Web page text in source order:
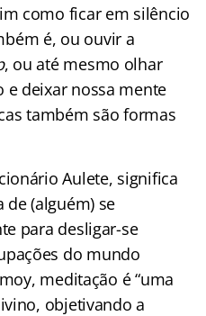
como ficar em silêncio
é, ou ouvir a
, ou até mesmo olhar
deixar nossa mente
também são formas
Aulete, significa
de (alguém) se
para desligar-se
do mundo
meditação é “uma
objetivando a